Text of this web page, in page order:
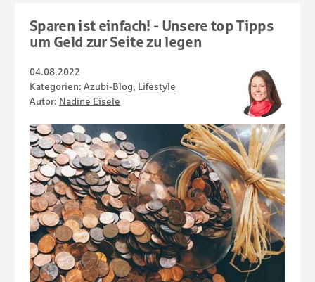
Sparen ist einfach! - Unsere top Tipps
um Geld zur Seite zu legen
04.08.2022
Kategorien: Azubi-Blog, Lifestyle
Autor: Nadine Eisele